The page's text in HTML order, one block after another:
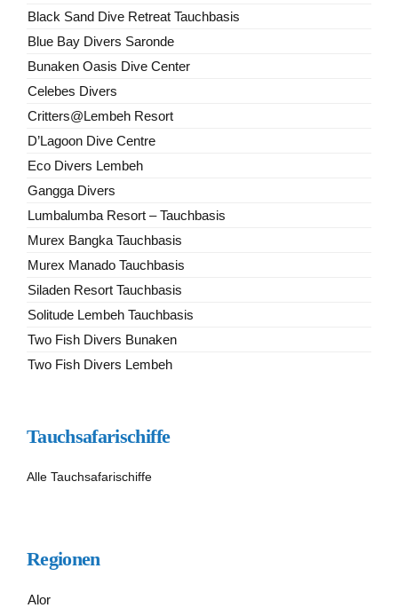
Black Sand Dive Retreat Tauchbasis
Blue Bay Divers Saronde
Bunaken Oasis Dive Center
Celebes Divers
Critters@Lembeh Resort
D’Lagoon Dive Centre
Eco Divers Lembeh
Gangga Divers
Lumbalumba Resort – Tauchbasis
Murex Bangka Tauchbasis
Murex Manado Tauchbasis
Siladen Resort Tauchbasis
Solitude Lembeh Tauchbasis
Two Fish Divers Bunaken
Two Fish Divers Lembeh
Tauchsafarischiffe
Alle Tauchsafarischiffe
Regionen
Alor